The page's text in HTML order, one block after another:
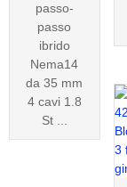
passo-
passo
ibrido
Nema14
da 35 mm
4 cavi 1.8
St ...